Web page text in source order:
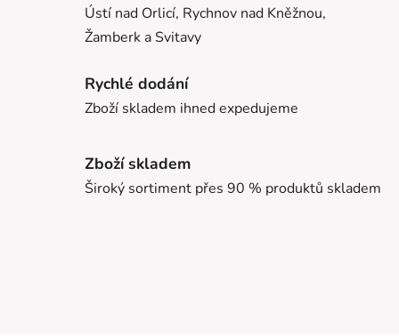
Ústí nad Orlicí, Rychnov nad Kněžnou,
Žamberk a Svitavy
Rychlé dodání
Zboží skladem ihned expedujeme
Zboží skladem
Široký sortiment přes 90 % produktů skladem